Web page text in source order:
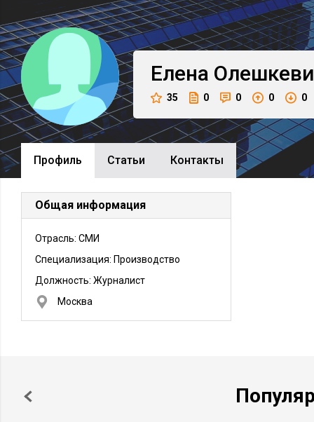
Елена
35 0 0 0 0
Профиль Cтатьи Контакты
Общая информация
Отрасль: СМИ
Специализация: Производство
Должность: Журналист
Москва